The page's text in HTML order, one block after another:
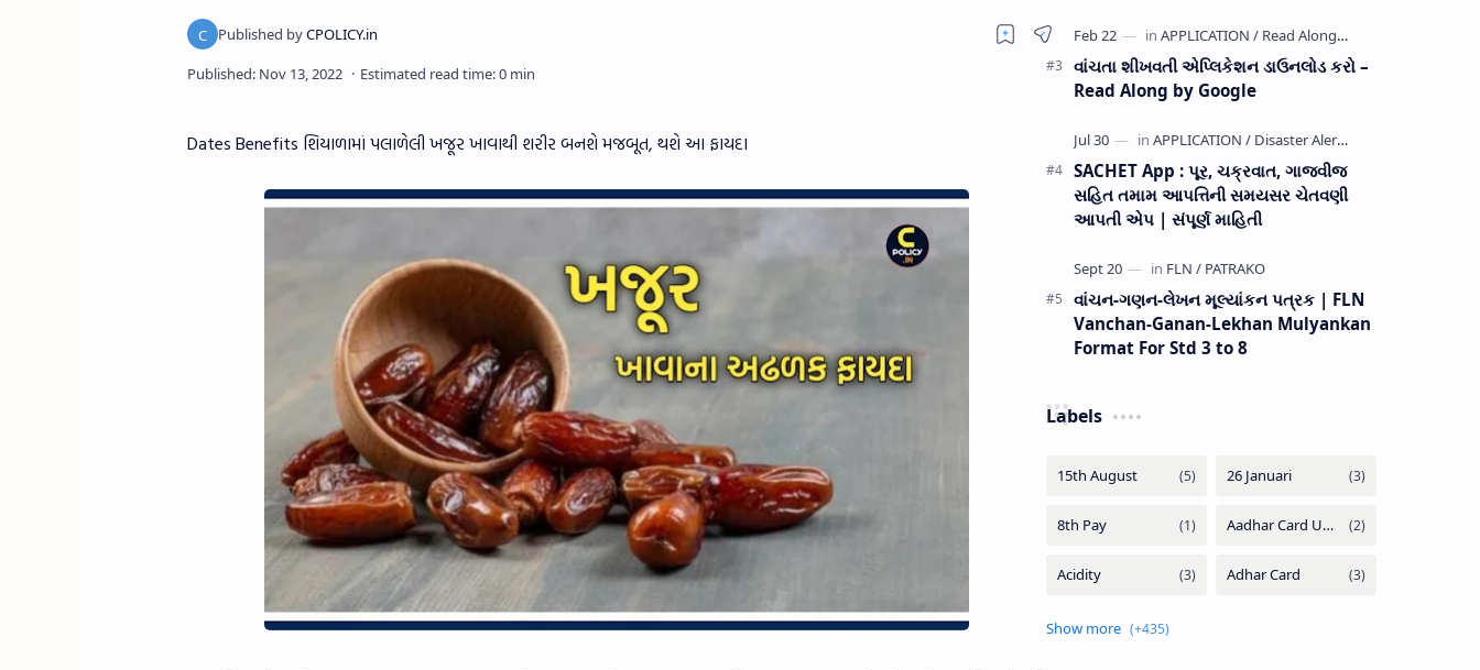
Dates Benefits શિયાળામાં પલાળેલી ખજૂર ખાવાથી શરીર બનશે મજબૂત, થશે આ ફાયદા
વાંચતા શીખવતી એપ્લિકેશન ડાઉનલોડ કરો –
Read Along by Google
SACHET App : પૂર, ચક્રવાત, ગાજવીજ
સહિત તમામ આપત્તિની સમયસર ચેતવણી
આપતી એપ | સંપૂર્ણ માહિતી
વાંચન-ગણન-લેખન મૂલ્યાંકન પત્રક | FLN
Vanchan-Ganan-Lekhan Mulyankan
Format For Std 3 to 8
Labels